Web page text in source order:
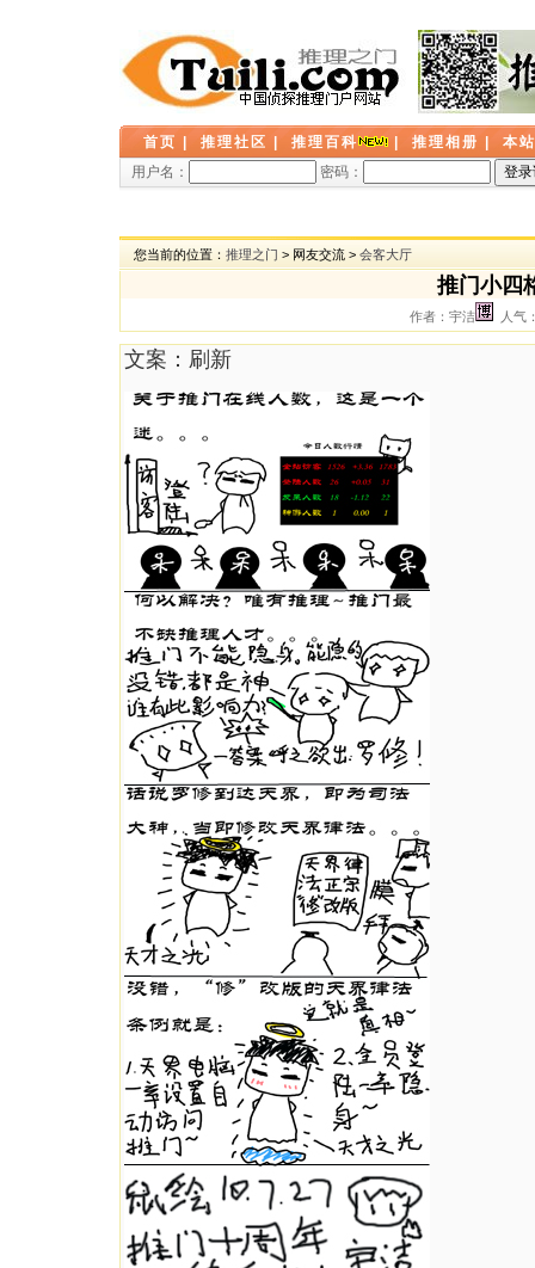
首页 推理社区 推理百科 推理相册
本
用户名：
密码：
您当前的位置： 推理之门 > 网友交流 > 会客大厅
推门小四
作者：宇洁 人气
文案：刷新